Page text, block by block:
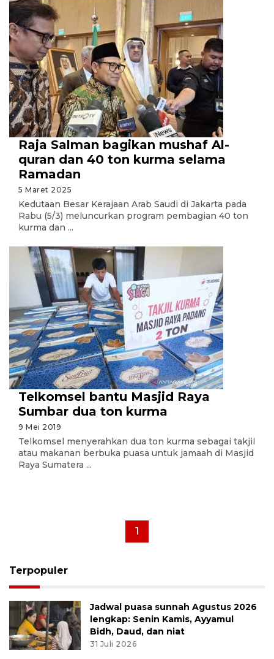
Raja Salman bagikan mushaf Al-
quran dan 40 ton kurma selama
Ramadan
5 Maret 2025
Kedutaan Besar Kerajaan Arab Saudi di Jakarta pada
Rabu (5/3) meluncurkan program pembagian 40 ton
kurma dan ...
Telkomsel bantu Masjid Raya
Sumbar dua ton kurma
9 Mei 2019
Telkomsel menyerahkan dua ton kurma sebagai takjil
atau makanan berbuka puasa untuk jamaah di Masjid
Raya Sumatera ...
1
Terpopuler
Jadwal puasa sunnah Agustus 2026
lengkap: Senin Kamis, Ayyamul
Bidh, Daud, dan niat
31 Juli 2026